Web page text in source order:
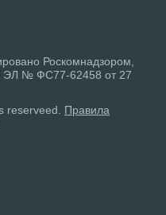
Роскомнадзором,
ЭЛ № ФС77-62458 от 27
reserveed. Правила